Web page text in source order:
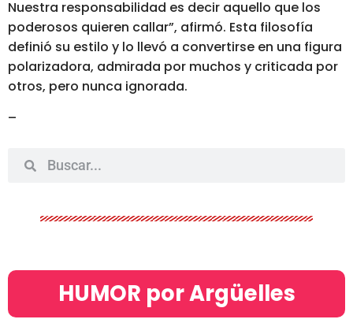
Nuestra responsabilidad es decir aquello que los
poderosos quieren callar”, afirmó. Esta filosofía
definió su estilo y lo llevó a convertirse en una figura
polarizadora, admirada por muchos y criticada por
otros, pero nunca ignorada.
–
HUMOR por Argüelles​